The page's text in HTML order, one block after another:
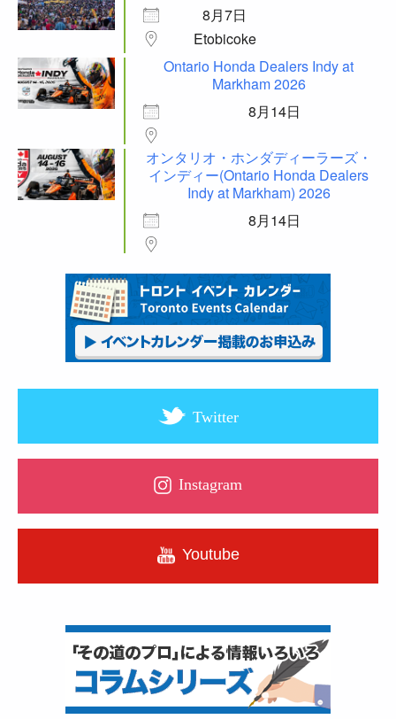
8月7日
Etobicoke
Ontario Honda Dealers Indy at
Markham 2026
8月14日
オンタリオ・ホンダディーラーズ・
インディー(Ontario Honda Dealers
Indy at Markham) 2026
8月14日
Twitter
Instagram
Youtube